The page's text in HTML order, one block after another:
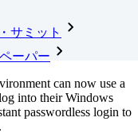
サミット
ーパー
can now use a
into their Windows
passwordless login to